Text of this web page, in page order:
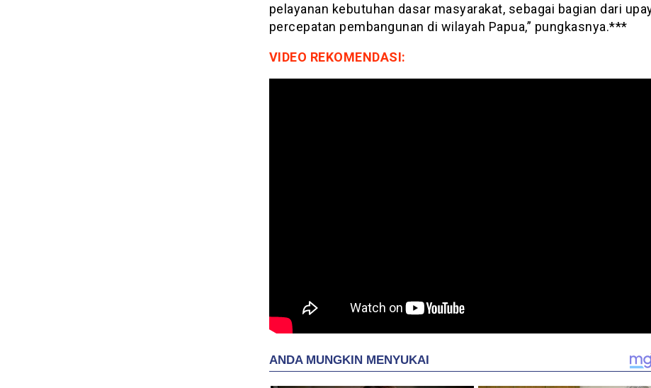
pelayanan kebutuhan dasar masyarakat, sebagai bagian dari
percepatan pembangunan di wilayah Papua,” pungkasnya.***
VIDEO REKOMENDASI: